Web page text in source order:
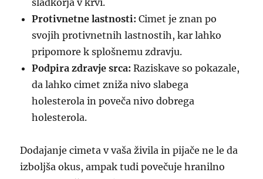
sladkorja v krvi.
Protivnetne lastnosti: Cimet je znan po
svojih protivnetnih lastnostih, kar lahko
pripomore k splošnemu zdravju.
Podpira zdravje srca: Raziskave so pokazale,
da lahko cimet zniža nivo slabega
holesterola in poveča nivo dobrega
holesterola.
Dodajanje cimeta v vaša živila in pijače ne le da
izboljša okus, ampak tudi povečuje hranilno